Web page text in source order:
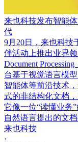
来也科技发布智能
代
9月20日，来也科
伴活动上推出业界
Document
台基于视觉语言模
智能体等前沿技术
式的非结构化文档
它像一位“读懂业务
自然语言提出的文档
来也科技
·